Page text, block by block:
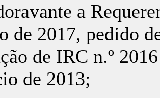
a
de 2017, pedido
de IRC n.º
de 2013;